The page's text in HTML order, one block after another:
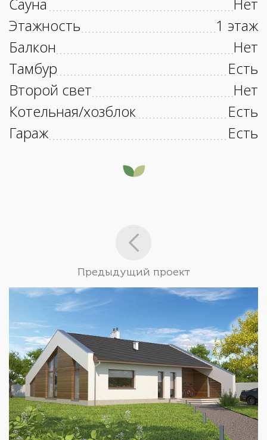
Этажность
1 этаж
Балкон
Нет
Тамбур
Есть
Второй свет
Нет
Котельная/хозблок
Есть
Гараж
Есть
Предыдущий проект